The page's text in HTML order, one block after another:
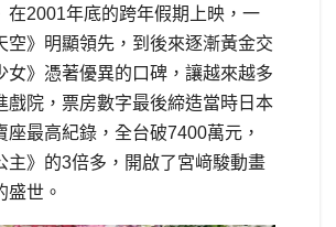
在2001年底的跨年假期上映，一
空》明顯領先，到後來逐漸黃金交
女》憑著優異的口碑，讓越來越多
戲院，票房數字最後締造當時日本
座最高紀錄，全台破7400萬元，
主》的3倍多，開啟了宮﨑駿動畫
盛世。